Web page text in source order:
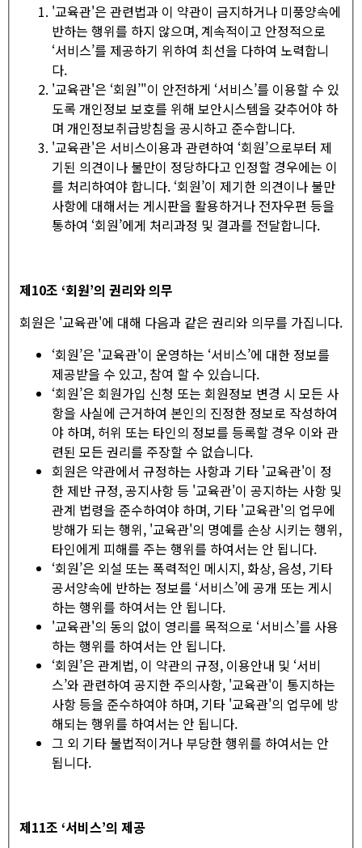
'교육관'은 관련법과 이 약관이 금지하거나 미풍양속에
반하는 행위를 하지 않으며, 계속적이고 안정적으로
‘서비스’를 제공하기 위하여 최선을 다하여 노력합니
다.
'교육관'은 ‘회원’"이 안전하게 ‘서비스’를 이용할 수 있
도록 개인정보 보호를 위해 보안시스템을 갖추어야 하
며 개인정보취급방침을 공시하고 준수합니다.
'교육관'은 서비스이용과 관련하여 ‘회원’으로부터 제
기된 의견이나 불만이 정당하다고 인정할 경우에는 이
를 처리하여야 합니다. ‘회원’이 제기한 의견이나 불만
사항에 대해서는 게시판을 활용하거나 전자우편 등을
통하여 ‘회원’에게 처리과정 및 결과를 전달합니다.
제10조 ‘회원’의 권리와 의무
회원은 '교육관'에 대해 다음과 같은 권리와 의무를 가집니다.
‘회원’은 '교육관'이 운영하는 ‘서비스’에 대한 정보를
제공받을 수 있고, 참여 할 수 있습니다.
‘회원’은 회원가입 신청 또는 회원정보 변경 시 모든 사
항을 사실에 근거하여 본인의 진정한 정보로 작성하여
야 하며, 허위 또는 타인의 정보를 등록할 경우 이와 관
련된 모든 권리를 주장할 수 없습니다.
회원은 약관에서 규정하는 사항과 기타 '교육관'이 정
한 제반 규정, 공지사항 등 '교육관'이 공지하는 사항 및
관계 법령을 준수하여야 하며, 기타 '교육관'의 업무에
방해가 되는 행위, '교육관'의 명예를 손상 시키는 행위,
타인에게 피해를 주는 행위를 하여서는 안 됩니다.
‘회원’은 외설 또는 폭력적인 메시지, 화상, 음성, 기타
공서양속에 반하는 정보를 ‘서비스’에 공개 또는 게시
하는 행위를 하여서는 안 됩니다.
'교육관'의 동의 없이 영리를 목적으로 ‘서비스’를 사용
하는 행위를 하여서는 안 됩니다.
‘회원’은 관계법, 이 약관의 규정, 이용안내 및 ‘서비
스’와 관련하여 공지한 주의사항, '교육관'이 통지하는
사항 등을 준수하여야 하며, 기타 '교육관'의 업무에 방
해되는 행위를 하여서는 안 됩니다.
그 외 기타 불법적이거나 부당한 행위를 하여서는 안
됩니다.
제11조 ‘서비스’의 제공